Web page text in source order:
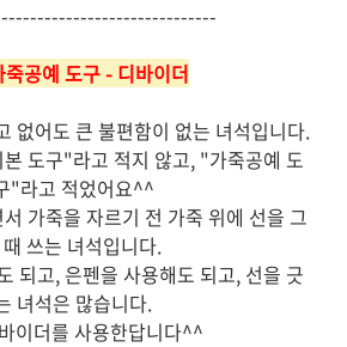
죽공예 도구 - 디바이더
없어도 큰 불편함이 없는 녀석입니다.
도구"라고 적지 않고, "가죽공예 도
"라고 적었어요^^
가죽을 자르기 전 가죽 위에 선을 그
쓰는 녀석입니다.
되고, 은펜을 사용해도 되고, 선을 긋
녀석은 많습니다.
이더를 사용한답니다^^